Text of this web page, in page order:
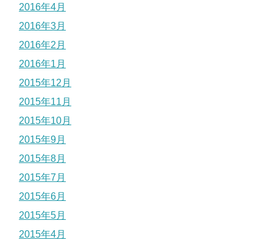
2016年4月
2016年3月
2016年2月
2016年1月
2015年12月
2015年11月
2015年10月
2015年9月
2015年8月
2015年7月
2015年6月
2015年5月
2015年4月